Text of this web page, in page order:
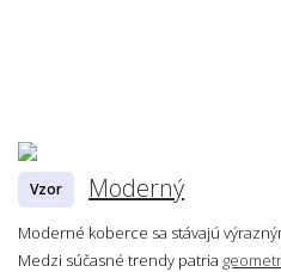
Vzor Moderný
Moderné koberce sa stávajú
Medzi súčasné trendy patria